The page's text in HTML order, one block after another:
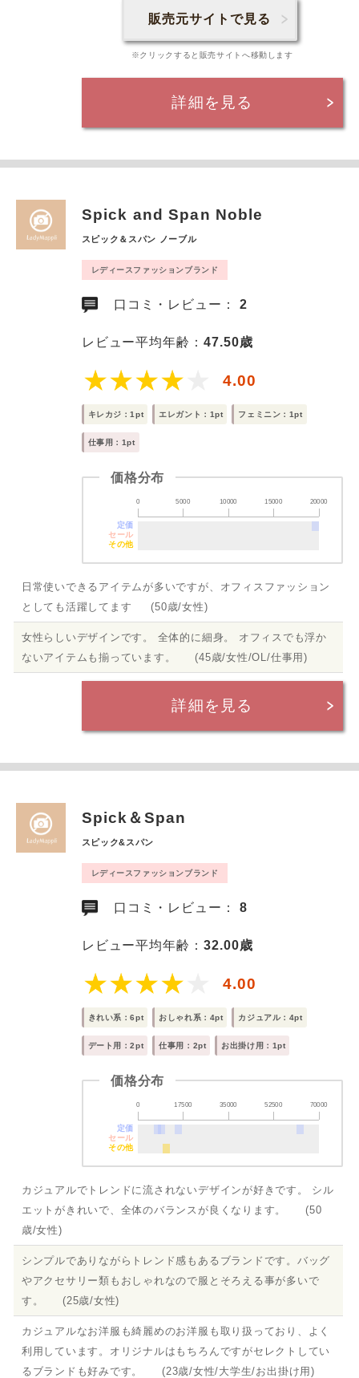
販売元サイトで見る
※クリックすると販売サイトへ移動します
詳細を見る
Spick and Span Noble
スピック＆スパン ノーブル
レディースファッションブランド
口コミ・レビュー：2
レビュー平均年齢：47.50歳
4.00
キレカジ：1pt エレガント：1pt フェミニン：1pt
仕事用：1pt
価格分布
0 5000 10000 15000 20000
定価
セール
その他
日常使いできるアイテムが多いですが、オフィスファッション
としても活躍してます (50歳/女性)
女性らしいデザインです。 全体的に細身。 オフィスでも浮か
ないアイテムも揃っています。 (45歳/女性/OL/仕事用)
詳細を見る
Spick＆Span
スピック&スパン
レディースファッションブランド
口コミ・レビュー：8
レビュー平均年齢：32.00歳
4.00
きれい系：6pt おしゃれ系：4pt カジュアル：4pt
デート用：2pt 仕事用：2pt お出掛け用：1pt
価格分布
0 17500 35000 52500 70000
定価
セール
その他
カジュアルでトレンドに流されないデザインが好きです。 シル
エットがきれいで、全体のバランスが良くなります。 (50
歳/女性)
シンプルでありながらトレンド感もあるブランドです。バッグ
やアクセサリー類もおしゃれなので服とそろえる事が多いで
す。 (25歳/女性)
カジュアルなお洋服も綺麗めのお洋服も取り扱っており、よく
利用しています。オリジナルはもちろんですがセレクトしてい
るブランドも好みです。 (23歳/女性/大学生/お出掛け用)